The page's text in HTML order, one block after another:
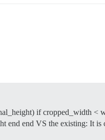
if cropped_width <
end VS the existing: It is